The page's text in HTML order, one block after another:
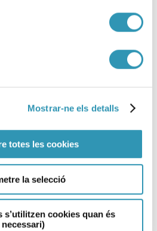
Mostrar-ne els detalls
totes les cookies
la selecció
s’utilitzen cookies quan és
necessari)
dades de 2024 del
la ciutat